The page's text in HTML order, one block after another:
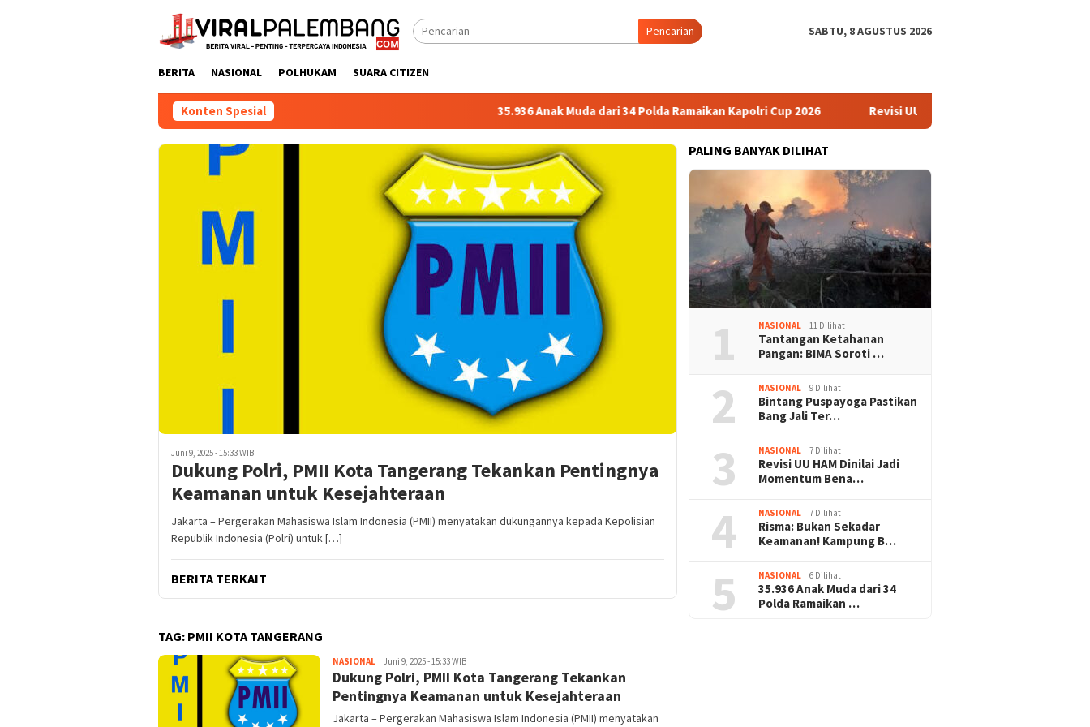
Pencarian SABTU, 8 AGUSTUS 2026
BERITA NASIONAL POLHUKAM SUARA CITIZEN
Konten Spesial 35.936 Anak Muda dari 34 Polda Ramaikan Kapolri Cup 2026 Revisi UU HAM Dinilai Jadi Momentum
Juni 9, 2025 - 15:33 WIB
Dukung Polri, PMII Kota Tangerang Tekankan Pentingnya
Keamanan untuk Kesejahteraan
Jakarta – Pergerakan Mahasiswa Islam Indonesia (PMII) menyatakan dukungannya kepada Kepolisian
Republik Indonesia (Polri) untuk […]
BERITA TERKAIT
TAG: PMII KOTA TANGERANG
NASIONAL Redaktur
Juni 9, 2025 - 15:33 WIB
Dukung Polri, PMII Kota Tangerang Tekankan
Pentingnya Keamanan untuk Kesejahteraan
Jakarta – Pergerakan Mahasiswa Islam Indonesia (PMII) menyatakan
PALING BANYAK DILIHAT
1 NASIONAL 11 Dilihat
Tantangan Ketahanan
Pangan: BIMA Soroti …
2 NASIONAL 9 Dilihat
Bintang Puspayoga Pastikan
Bang Jali Ter…
3 NASIONAL 7 Dilihat
Revisi UU HAM Dinilai Jadi
Momentum Bena…
4 NASIONAL 7 Dilihat
Risma: Bukan Sekadar
Keamanan! Kampung B…
5 NASIONAL 6 Dilihat
35.936 Anak Muda dari 34
Polda Ramaikan …